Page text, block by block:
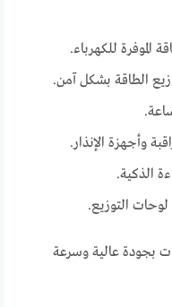
الموفرة للكهرباء.
الطاقة بشكل آمن.
وأجهزة الإنذار.
الذكية.
لوحات التوزيع.
بجودة عالية وسرعة